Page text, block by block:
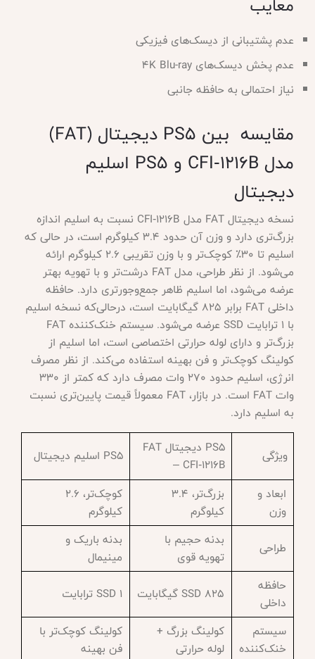
معایب
عدم پشتیبانی از دیسک‌های فیزیکی
عدم پخش دیسک‌های 4K Blu-ray
نیاز احتمالی به حافظه جانبی
مقایسه بین PS5 دیجیتال (FAT)
مدل CFI‑1216B و PS5 اسلیم
دیجیتال
نسخه دیجیتال FAT مدل CFI‑1216B نسبت به اسلیم اندازه
بزرگ‌تری دارد و وزن آن حدود ۳.۴ کیلوگرم است، در حالی که
اسلیم تا ۳۰٪ کوچک‌تر و با وزن تقریبی ۲.۶ کیلوگرم ارائه
می‌شود. از نظر طراحی، مدل FAT درشت‌تر و با تهویه بهتر
عرضه می‌شود، اما اسلیم ظاهر جمع‌وجورتری دارد. حافظه
داخلی FAT برابر 825 گیگابایت است، درحالی‌که نسخه اسلیم
با 1 ترابایت SSD عرضه می‌شود. سیستم خنک‌کننده FAT
بزرگ‌تر و دارای لوله حرارتی اختصاصی است، اما اسلیم از
کولینگ کوچک‌تر و فن بهینه استفاده می‌کند. از نظر مصرف
انرژی، اسلیم حدود 270 وات مصرف دارد که کمتر از 330
وات FAT است. در بازار، FAT معمولاً قیمت پایین‌تری نسبت
به اسلیم دارد.
ویژگی
PS5 دیجیتال FAT
– CFI‑1216B
PS5 اسلیم دیجیتال
ابعاد و
وزن
بزرگ‌تر، ۳.۴
کیلوگرم
کوچک‌تر، ۲.۶
کیلوگرم
طراحی
بدنه حجیم با
تهویه قوی
بدنه باریک و
مینیمال
حافظه
داخلی
SSD 825 گیگابایت
SSD 1 ترابایت
سیستم
خنک‌کننده
کولینگ بزرگ +
لوله حرارتی
کولینگ کوچک‌تر با
فن بهینه